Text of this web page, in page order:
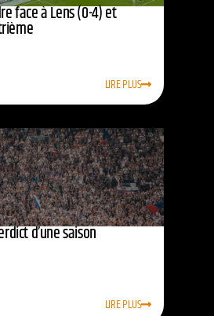
face à Lens (0-4) et
LIRE PLUS
d’une saison
LIRE PLUS